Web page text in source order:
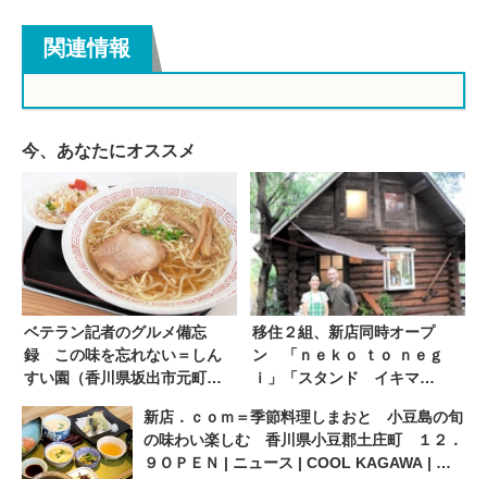
関連情報
今、あなたにオススメ
ベテラン記者のグルメ備忘
録 この味を忘れない＝しん
すい園（香川県坂出市元町）
ース | COOL KAGAWA | 四国
新聞社が提供する香川の観光
情報サイト
移住２組、新店同時オープ
ン 「ｎｅｋｏ ｔｏ ｎｅｇ
ｉ」「スタンド イキマ
地元食材使用 | ニュース |
COOL KAGAWA | 四国新聞社
が提供する香川の観光情報サ
新店．ｃｏｍ＝季節料理しまおと 小豆島の旬
の味わい楽しむ 香川県小豆郡土庄町 １２．
９ＯＰＥＮ | ニュース | COOL KAGAWA | 四